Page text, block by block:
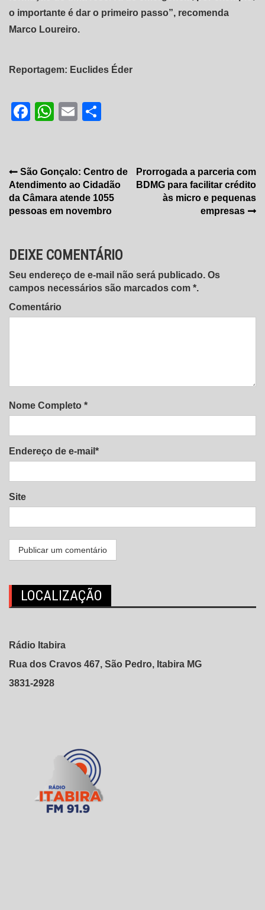
o importante é dar o primeiro passo”, recomenda
Marco Loureiro.
Reportagem: Euclides Éder
Facebook
WhatsApp
Email
Navegação
de
Post
São Gonçalo: Centro de
Atendimento ao Cidadão
da Câmara atende 1055
pessoas em novembro
Prorrogada a parceria com
BDMG para facilitar crédito
às micro e pequenas
empresas
DEIXE COMENTÁRIO
Seu endereço de e-mail não será publicado. Os
campos necessários são marcados com *.
Comentário
Nome Completo *
Endereço de e-mail*
Site
LOCALIZAÇÃO
Rádio Itabira
Rua dos Cravos 467, São Pedro, Itabira MG
3831-2928